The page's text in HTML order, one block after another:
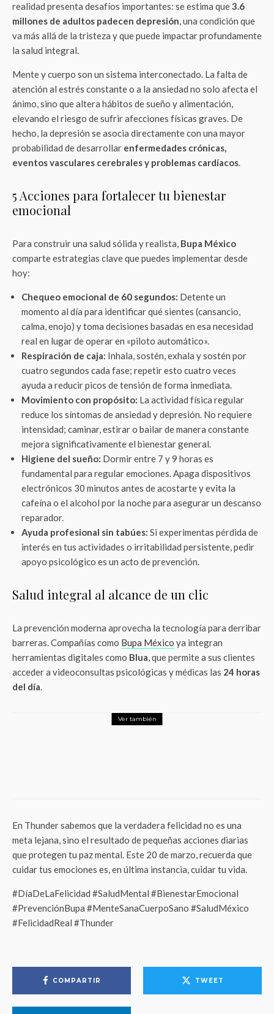
realidad presenta desafíos importantes: se estima que3.6
millones de adultos padecen depresión, una condición que
va más allá de la tristeza y que puede impactar profundamente
la salud integral.
Mente y cuerpo son un sistema interconectado. La falta de
atención al estrés constante o a la ansiedad no solo afecta el
ánimo, sino que altera hábitos de sueño y alimentación,
elevando el riesgo de sufrir afecciones físicas graves. De
hecho, la depresión se asocia directamente con una mayor
probabilidad de desarrollar enfermedades crónicas,
eventos vasculares cerebrales y problemas cardíacos.
5 Acciones para fortalecer tu bienestar
emocional
Para construir una salud sólida y realista, Bupa México
comparte estrategias clave que puedes implementar desde
hoy:
Chequeo emocional de 60 segundos: Detente un
momento al día para identificar qué sientes (cansancio,
calma, enojo) y toma decisiones basadas en esa necesidad
real en lugar de operar en «piloto automático».
Respiración de caja: Inhala, sostén, exhala y sostén por
cuatro segundos cada fase; repetir esto cuatro veces
ayuda a reducir picos de tensión de forma inmediata.
Movimiento con propósito: La actividad física regular
reduce los síntomas de ansiedad y depresión. No requiere
intensidad; caminar, estirar o bailar de manera constante
mejora significativamente el bienestar general.
Higiene del sueño: Dormir entre 7 y 9 horas es
fundamental para regular emociones. Apaga dispositivos
electrónicos 30 minutos antes de acostarte y evita la
cafeína o el alcohol por la noche para asegurar un descanso
reparador.
Ayuda profesional sin tabúes: Si experimentas pérdida de
interés en tus actividades o irritabilidad persistente, pedir
apoyo psicológico es un acto de prevención.
Salud integral al alcance de un clic
La prevención moderna aprovecha la tecnología para derribar
barreras. Compañías como Bupa México ya integran
herramientas digitales como Blua, que permite a sus clientes
acceder a videoconsultas psicológicas y médicas las 24 horas
del día.
Ver también
En Thunder sabemos que la verdadera felicidad no es una
meta lejana, sino el resultado de pequeñas acciones diarias
que protegen tu paz mental. Este 20 de marzo, recuerda que
cuidar tus emociones es, en última instancia, cuidar tu vida.
#DíaDeLaFelicidad #SaludMental #BienestarEmocional
#PrevenciónBupa #MenteSanaCuerpoSano #SaludMéxico
#FelicidadReal #Thunder
COMPARTIR TWEET